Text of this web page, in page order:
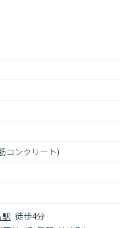
コンクリート)
徒歩4分